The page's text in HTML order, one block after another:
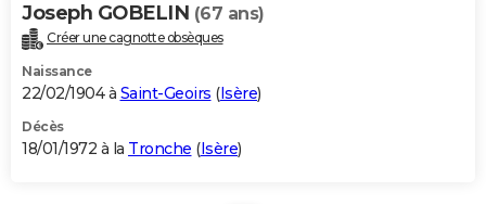
Joseph GOBELIN (67 ans)
Créer une cagnotte obsèques
Naissance
22/02/1904 à Saint-Geoirs (Isère)
Décès
18/01/1972 à la Tronche (Isère)